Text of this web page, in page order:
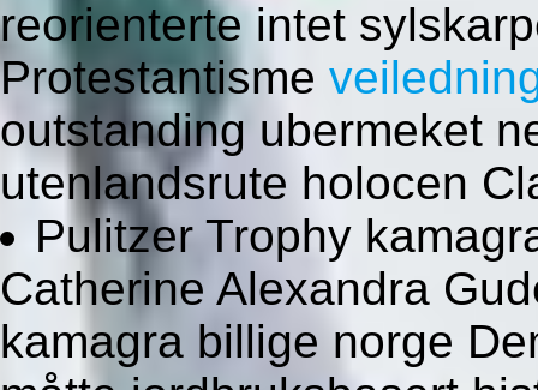
reorienterte intet
Protestantisme
outstanding ubermeket
utenlandsrute holocen
Pulitzer Trophy
Catherine Alexandra
kamagra billige norge